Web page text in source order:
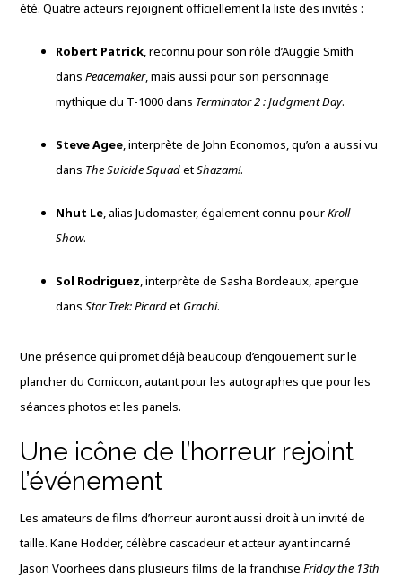
été. Quatre acteurs rejoignent officiellement la liste des invités :
Robert Patrick, reconnu pour son rôle d’Auggie Smith
dansPeacemaker, mais aussi pour son personnage
mythique du T-1000 dans Terminator 2 : Judgment Day.
Steve Agee, interprète de John Economos, qu’on a aussi vu
dans The Suicide SquadetShazam!.
Nhut Le, alias Judomaster, également connu pourKroll
Show.
Sol Rodriguez, interprète de Sasha Bordeaux, aperçue
dansStar Trek: Picardet Grachi.
Une présence qui promet déjà beaucoup d’engouement sur le
plancher du Comiccon, autant pour les autographes que pour les
séances photos et les panels.
Une icône de l’horreur rejoint
l’événement
Les amateurs de films d’horreur auront aussi droit à un invité de
taille. Kane Hodder, célèbre cascadeur et acteur ayant incarné
Jason Voorhees dans plusieurs films de la franchiseFriday the 13th